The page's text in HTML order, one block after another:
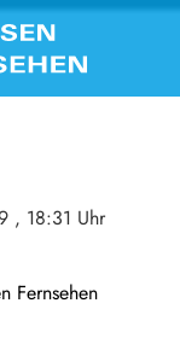
, 18:31 Uhr
Fernsehen